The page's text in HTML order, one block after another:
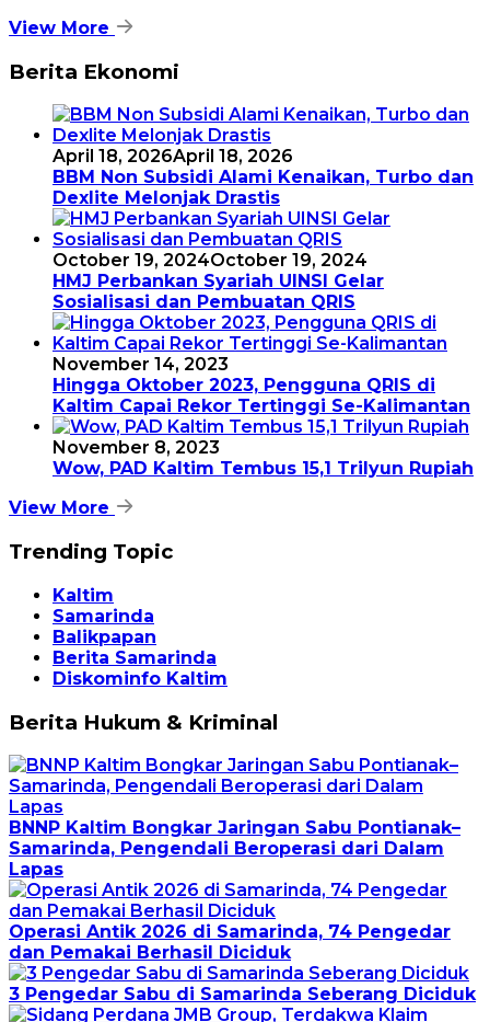
View More
Berita Ekonomi
April 18, 2026April 18, 2026
BBM Non Subsidi Alami Kenaikan, Turbo dan
Dexlite Melonjak Drastis
October 19, 2024October 19, 2024
HMJ Perbankan Syariah UINSI Gelar
Sosialisasi dan Pembuatan QRIS
November 14, 2023
Hingga Oktober 2023, Pengguna QRIS di
Kaltim Capai Rekor Tertinggi Se-Kalimantan
November 8, 2023
Wow, PAD Kaltim Tembus 15,1 Trilyun Rupiah
View More
Trending Topic
Kaltim
Samarinda
Balikpapan
Berita Samarinda
Diskominfo Kaltim
Berita Hukum & Kriminal
BNNP Kaltim Bongkar Jaringan Sabu Pontianak–
Samarinda, Pengendali Beroperasi dari Dalam
Lapas
Operasi Antik 2026 di Samarinda, 74 Pengedar
dan Pemakai Berhasil Diciduk
3 Pengedar Sabu di Samarinda Seberang Diciduk